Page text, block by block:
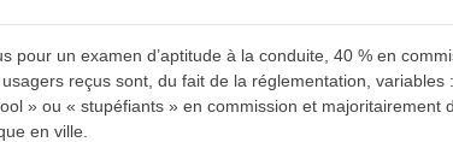
pour un examen d’aptitude à la conduite, 40 % en
reçus sont, du fait de la réglementation, variables :
» ou « stupéfiants » en commission et majoritairement
en ville.